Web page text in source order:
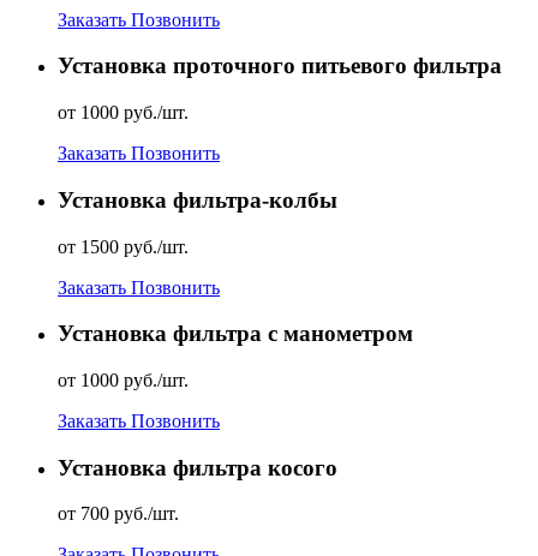
Заказать Позвонить
Установка проточного питьевого фильтра
от 1000 руб./шт.
Заказать Позвонить
Установка фильтра-колбы
от 1500 руб./шт.
Заказать Позвонить
Установка фильтра с манометром
от 1000 руб./шт.
Заказать Позвонить
Установка фильтра косого
от 700 руб./шт.